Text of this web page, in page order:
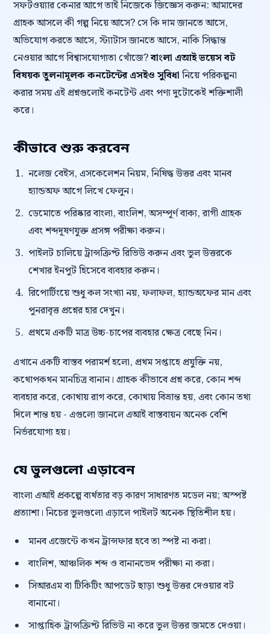
সফটওয়্যার কেনার আগে তাই নিজেকে জিজ্ঞেস করুন: আমাদের
গ্রাহক আসলে কী গল্প নিয়ে আসে? সে কি দাম জানতে আসে,
অভিযোগ করতে আসে, স্ট্যাটাস জানতে আসে, নাকি সিদ্ধান্ত
নেওয়ার আগে বিশ্বাসযোগ্যতা খোঁজে?বাংলা এআই ভয়েস বট
বিষয়ক তুলনামূলক কনটেন্টের এসইও সুবিধা নিয়ে পরিকল্পনা
করার সময় এই প্রশ্নগুলোই কনটেন্ট এবং পণ্য দুটোকেই শক্তিশালী
করে।
কীভাবে শুরু করবেন
নলেজ বেইস, এসকেলেশন নিয়ম, নিষিদ্ধ উত্তর এবং মানব
হ্যান্ডঅফ আগে লিখে ফেলুন।
ডেমোতে পরিষ্কার বাংলা, বাংলিশ, অসম্পূর্ণ বাক্য, রাগী গ্রাহক
এবং শব্দদূষণযুক্ত প্রসঙ্গ পরীক্ষা করুন।
পাইলট চালিয়ে ট্রান্সক্রিপ্ট রিভিউ করুন এবং ভুল উত্তরকে
শেখার ইনপুট হিসেবে ব্যবহার করুন।
রিপোর্টিংয়ে শুধু কল সংখ্যা নয়, ফলাফল, হ্যান্ডঅফের মান এবং
পুনরাবৃত্ত প্রশ্নের হার দেখুন।
প্রথমে একটি মাত্র উচ্চ-চাপের ব্যবহার ক্ষেত্র বেছে নিন।
এখানে একটি বাস্তব পরামর্শ হলো, প্রথম সপ্তাহে প্রযুক্তি নয়,
কথোপকথন মানচিত্র বানান। গ্রাহক কীভাবে প্রশ্ন করে, কোন শব্দ
ব্যবহার করে, কোথায় রাগ করে, কোথায় বিভ্রান্ত হয়, এবং কোন তথ্য
দিলে শান্ত হয় - এগুলো জানলে এআই বাস্তবায়ন অনেক বেশি
নির্ভরযোগ্য হয়।
যে ভুলগুলো এড়াবেন
বাংলা এআই প্রকল্পে ব্যর্থতার বড় কারণ সাধারণত মডেল নয়; অস্পষ্ট
প্রত্যাশা। নিচের ভুলগুলো এড়ালে পাইলট অনেক স্থিতিশীল হয়।
মানব এজেন্টে কখন ট্রান্সফার হবে তা স্পষ্ট না করা।
বাংলিশ, আঞ্চলিক শব্দ ও বানানভেদ পরীক্ষা না করা।
সিআরএম বা টিকিটিং আপডেট ছাড়া শুধু উত্তর দেওয়ার বট
বানানো।
সাপ্তাহিক ট্রান্সক্রিপ্ট রিভিউ না করে ভুল উত্তর জমতে দেওয়া।